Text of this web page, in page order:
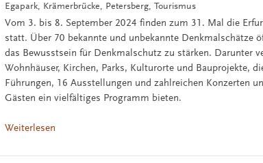
Egapark, Krämerbrücke, Petersberg, Tourismus
Vom 3. bis 8. September 2024 finden zum 31. Mal die
statt. Über 70 bekannte und unbekannte Denkmalschätze
das Bewusstsein für Denkmalschutz zu stärken. Darunter
Wohnhäuser, Kirchen, Parks, Kulturorte und Bauprojekte,
Führungen, 16 Ausstellungen und zahlreichen Konzerten
Gästen ein vielfältiges Programm bieten.
Weiterlesen